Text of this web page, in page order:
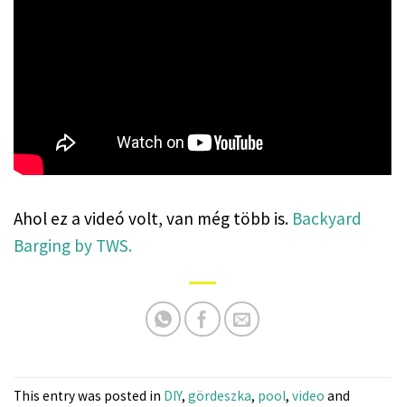
Ahol ez a videó volt, van még több is. Backyard
Barging by TWS.
This entry was posted in DIY, gördeszka, pool, video and